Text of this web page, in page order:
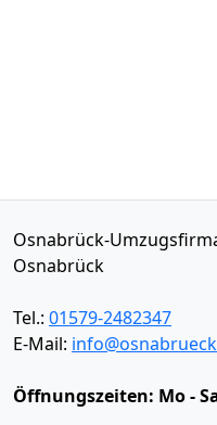
Osnabrück-
Osnabrück
Tel.: 01579-2482347
E-Mail:
Öffnungszeiten: Mo -